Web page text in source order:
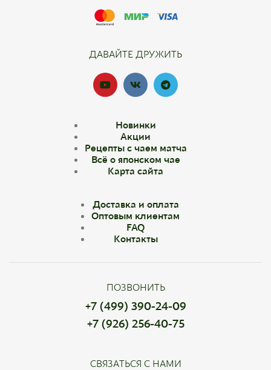
ДАВАЙТЕ ДРУЖИТЬ
Новинки
Акции
Рецепты с чаем матча
Всё о японском чае
Карта сайта
Доставка и оплата
Оптовым клиентам
FAQ
Контакты
ПОЗВОНИТЬ
+7 (499) 390-24-09
+7 (926) 256-40-75
СВЯЗАТЬСЯ С НАМИ